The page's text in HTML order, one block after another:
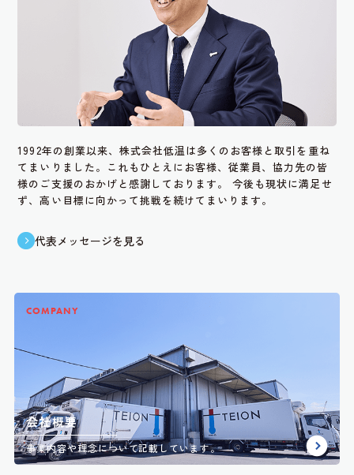
1992年の創業以来、株式会社低温は多くのお客様と取引を重ね
てまいりました。これもひとえにお客様、従業員、協力先の皆
様のご支援のおかげと感謝しております。
今後も現状に満足せ
ず、高い目標に向かって挑戦を続けてまいります。
代表メッセージを見る
COMPANY
会社概要
事業内容や理念について記載しています。